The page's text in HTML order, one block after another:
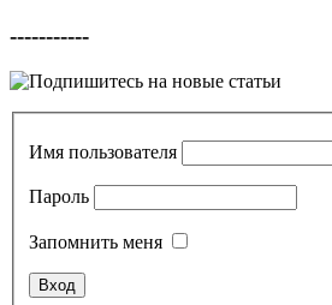
-----------
Имя пользователя
Пароль
Запомнить меня